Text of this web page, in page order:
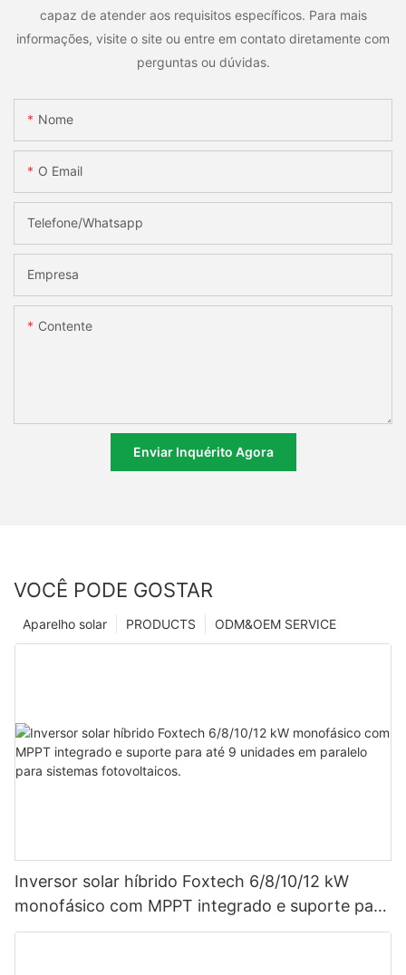
capaz de atender aos requisitos específicos. Para mais
informações, visite o site ou entre em contato diretamente com
perguntas ou dúvidas.
Nome
O Email
Telefone/whatsapp
Empresa
Contente
Enviar Inquérito Agora
VOCÊ PODE GOSTAR
ODM&OEM SERVICE
PRODUCTS
Aparelho solar
Inversor solar híbrido Foxtech 6/8/10/12 kW
monofásico com MPPT integrado e suporte para
até 9 unidades em paralelo para sistemas